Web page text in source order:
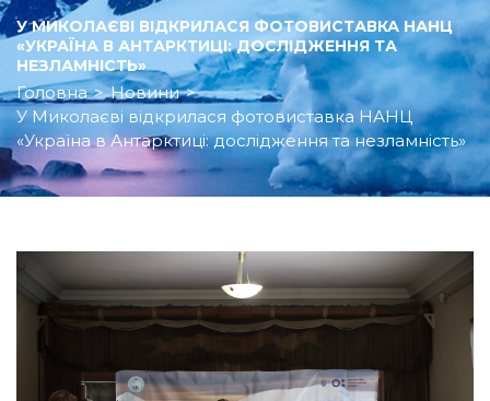
У МИКОЛАЄВІ ВІДКРИЛАСЯ ФОТОВИСТАВКА НАНЦ
«УКРАЇНА В АНТАРКТИЦІ: ДОСЛІДЖЕННЯ ТА
НЕЗЛАМНІСТЬ»
Головна > Новини >
У Миколаєві відкрилася фотовиставка НАНЦ
«Україна в Антарктиці: дослідження та незламність»